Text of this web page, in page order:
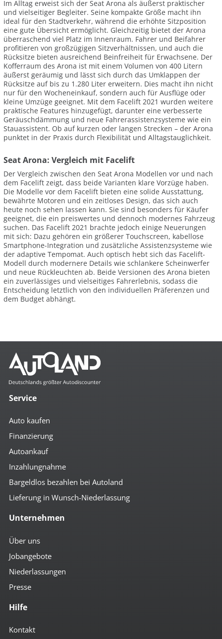
Im Alltag erweist sich der Seat Arona als äußerst praktischer
und vielseitiger Begleiter. Seine kompakte Größe macht ihn
ideal für den Stadtverkehr, während die erhöhte Sitzposition
eine gute Übersicht ermöglicht. Gleichzeitig bietet der Arona
überraschend viel Platz im Innenraum. Fahrer und Beifahrer
profitieren von großzügigen Sitzverhältnissen, und auch die
Rücksitze bieten ausreichend Beinfreiheit für Erwachsene. Der
Kofferraum des Arona ist mit einem Volumen von 400 Litern
äußerst geräumig und lässt sich durch das Umklappen der
Rücksitze auf bis zu 1.280 Liter erweitern. Dies macht ihn nicht
nur für den Wocheneinkauf, sondern auch für Ausflüge oder
kleine Umzüge geeignet. Mit dem Facelift 2021 wurden weitere
praktische Features hinzugefügt, darunter eine verbesserte
Geräuschdämmung und neue Fahrerassistenzsysteme wie ein
Stauassistent. Ob auf kurzen oder langen Strecken – der Arona
punktet in der Praxis durch Flexibilität und Alltagstauglichkeit.
Seat Arona: Vergleich mit Facelift
Der Vergleich zwischen den Seat Arona Modellen vor und nach
dem Facelift zeigt, dass beide Varianten klare Vorzüge haben.
Die Modelle vor dem Facelift bieten eine solide Ausstattung,
bewährte Motoren und ein zeitloses Design, das sich auch
heute noch sehen lassen kann. Sie sind besonders für Käufer
geeignet, die ein preiswertes und dennoch modernes Fahrzeug
suchen. Das Facelift 2021 brachte jedoch einige Neuerungen
mit sich: Dazu gehören ein größerer Touchscreen, kabellose
Smartphone-Integration und zusätzliche Assistenzsysteme wie
der adaptive Tempomat. Auch optisch hebt sich das Facelift-
Modell durch modernere Details wie schlankere Scheinwerfer
und neue Rückleuchten ab. Beide Versionen des Arona bieten
ein zuverlässiges und vielseitiges Fahrerlebnis, sodass die
Entscheidung letztlich von den individuellen Präferenzen und
dem Budget abhängt.
Service
Auto kaufen
Finanzierung
Autoankauf
Inzahlungnahme
Bargeldlos bezahlen bei Autoland
Lieferung in Wunsch-Niederlassung
Unternehmen
Über uns
Jobangebote
Niederlassungen
Presse
Hilfe
Kontakt